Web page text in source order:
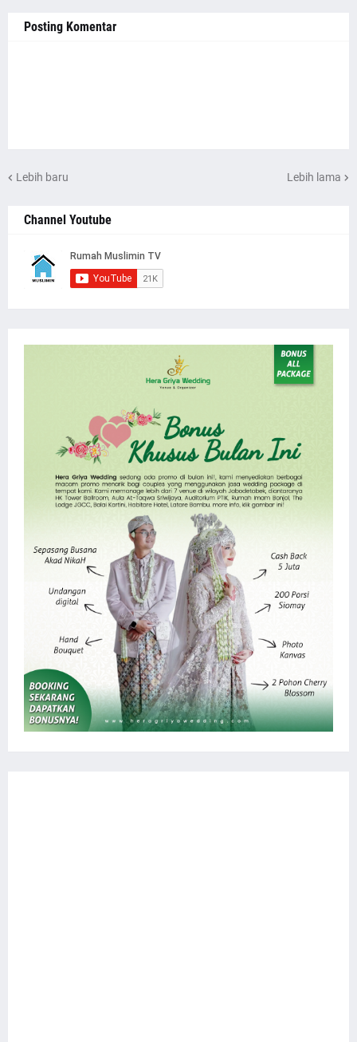
Posting Komentar
Lebih baru Lebih lama
Channel Youtube